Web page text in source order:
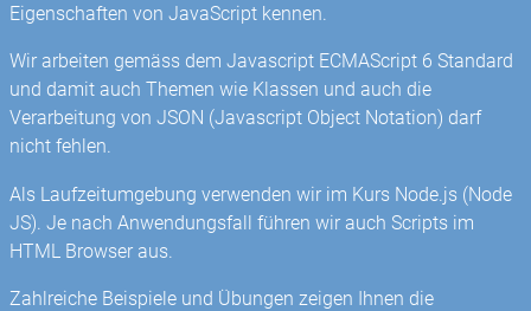
Eigenschaften von JavaScript kennen.
Wir arbeiten gemäss dem Javascript ECMAScript 6 Standard
und damit auch Themen wie Klassen und auch die
Verarbeitung von JSON (Javascript Object Notation) darf
nicht fehlen.
Als Laufzeitumgebung verwenden wir im Kurs Node.js (Node
JS). Je nach Anwendungsfall führen wir auch Scripts im
HTML Browser aus.
Zahlreiche Beispiele und Übungen zeigen Ihnen die